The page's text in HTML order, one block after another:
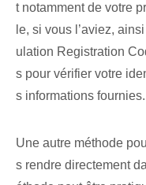
t notamment de votre
le, si vous l’aviez,
ulation Registration
s⁢ pour vérifier votre⁤
s informations⁤ fournies.
Une autre méthode
s rendre directement